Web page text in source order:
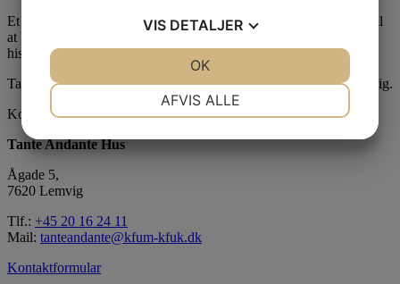
Et skægt og rart sted for børn i følge med voksne. Bliv udfordret til
at bruge fantasien, lege, synge, danse, male, opfinde eller fortælle
historier.
Tante Andantes Hus i Lemvig drives af KFUM og KFUK i Lemvig.
Kontaktinformation
Tante Andante Hus
Ågade 5,
7620 Lemvig
Tlf.: +45 20 16 24 11
Mail: tanteandante@kfum-kfuk.dk
Kontaktformular
VIS DETALJER
AFVIS ALLE
OK